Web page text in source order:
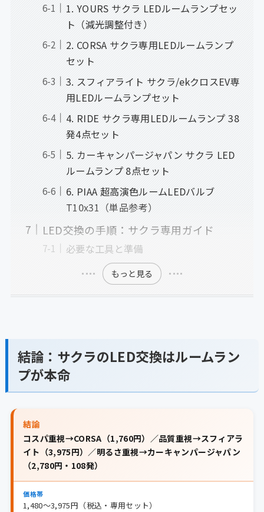
1. YOURS サクラ LEDルームランプセッ
ト（減光調整付き）
2. CORSA サクラ専用LEDルームランプ
セット
3. スフィアライト サクラ/ekクロスEV専
用LEDルームランプセット
4. RIDE サクラ専用LEDルームランプ 38
発4点セット
5. カーキャンパージャパン サクラ LED
ルームランプ 8点セット
6. PIAA 超高演色ルームLEDバルブ
T10x31（単品参考）
LED交換の手順：サクラ専用ガイド
必要な工具と準備
もっと見る
結論：サクラのLED交換はルームラン
プが本命
結論
コスパ重視→CORSA（1,760円）／品質重視→スフィアラ
イト（3,975円）／明るさ重視→カーキャンパージャパン
（2,780円・108発）
価格帯
1,480〜3,975円（税込・専用セット）